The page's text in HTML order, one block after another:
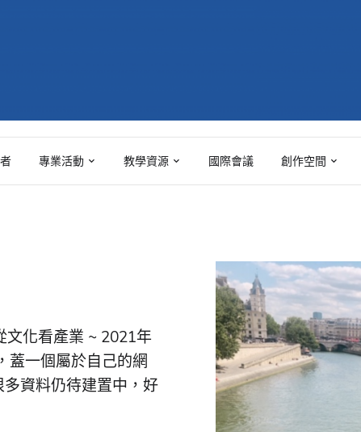
專業活動 教學資源 國際會議 創作空間
文化看產業 ~ 2021年
蓋一個屬於自己的網
資料仍待建置中，好